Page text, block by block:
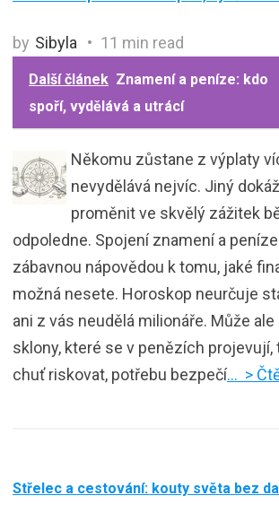
by Sibyla 11 min read
Další článek Znamení a peníze: kdo
spoří, vydělává a utrácí
Někomu zůstane z výplaty
nevydělává nejvíc. Jiný
proměnit ve skvělý zážitek
odpoledne. Spojení znamení a
zábavnou nápovědou k tomu, jaké
možná nesete. Horoskop neurčuje
ani z vás neudělá milionáře. Může
sklony, které se v penězích projevují,
chuť riskovat, potřebu bezpečí… >
Střelec a cestování: kouty světa bez